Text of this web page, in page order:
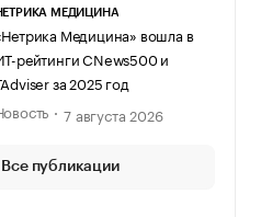
МЕДИЦИНА
Медицина» вошла в
рейтинги CNews500 и
за 2025 год
7 августа 2026
Все публикации